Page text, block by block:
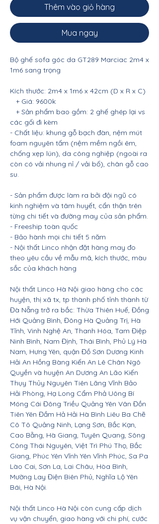
Thêm vào giỏ hàng
Mua ngay
Bộ ghế sofa góc da GT289 Marciac 2m4 x
1m6 sang trọng
Kích thước: 2m4 x 1m6 x 42cm (D x R x C)
+ Giá: 9600k
+ Sản phẩm bao gồm: 2 ghế ghép lại vs
các gối đi kèm
- Chất liệu: khung gỗ bạch đàn, nệm mút
foam nguyên tấm (nệm mềm ngồi êm,
chống xẹp lún), da công nghiệp (ngoài ra
còn có vải nhung nỉ / vải bố), chân gỗ cao
su.
- Sản phẩm được làm ra bởi đội ngũ có
kinh nghiệm và tâm huyết, cẩn thận trên
từng chi tiết và đường may của sản phẩm.
- Freeship toàn quốc
- Bảo hành mọi chi tiết 5 năm
- Nội thất Linco nhận đặt hàng may đo
theo yêu cầu về mẫu mã, kích thước, màu
sắc của khách hàng
Nội thất Linco Hà Nội giao hàng cho các
huyện, thị xã tx, tp thành phố tỉnh thành từ
Đà Nẵng trở ra bắc: Thừa Thiên Huế, Đồng
Hới Quảng Bình, Đông Hà Quảng Trị, Hà
Tĩnh, Vinh Nghệ An, Thanh Hóa, Tam Điệp
Ninh Bình, Nam Định, Thái Bình, Phủ Lý Hà
Nam, Hưng Yên, quận Đồ Sơn Dương Kinh
Hải An Hồng Bàng Kiến An Lê Chân Ngô
Quyền và huyện An Dương An Lão Kiến
Thụy Thủy Nguyên Tiên Lãng Vĩnh Bảo
Hải Phòng, Hạ Long Cẩm Phả Uông Bí
Móng Cái Đông Triều Quảng Yên Vân Đồn
Tiên Yên Đầm Hả Hải Hà Bình Liêu Ba Chẽ
Cô Tô Quảng Ninh, Lạng Sơn, Bắc Kạn,
Cao Bằng, Hà Giang, Tuyên Quang, Sông
Công Thái Nguyên, Việt Trì Phú Thọ, Bắc
Giang, Phúc Yên Vĩnh Yên Vĩnh Phúc, Sa Pa
Lào Cai, Sơn La, Lai Châu, Hòa Bình,
Mường Lay Điện Biên Phủ, Nghĩa Lộ Yên
Bái, Hà Nội.
Nội thất Linco Hà Nội còn cung cấp dịch
vụ vận chuyển, giao hàng với chi phí, cước